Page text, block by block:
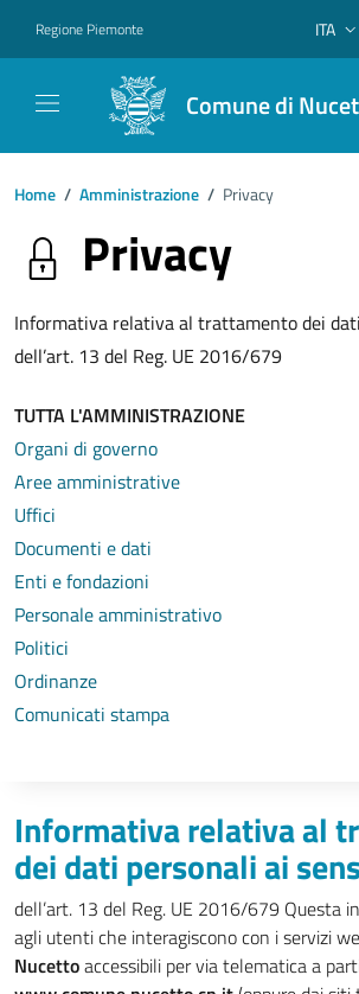
Regione Piemonte ITA
Comune di
Home / Amministrazione / Privacy
Privacy
Informativa relativa al trattamento dei
dell’art. 13 del Reg. UE 2016/679
TUTTA L'AMMINISTRAZIONE
Organi di governo
Aree amministrative
Uffici
Documenti e dati
Enti e fondazioni
Personale amministrativo
Politici
Ordinanze
Comunicati stampa
Informativa relativa al
dei dati personali ai
dell’art. 13 del Reg. UE 2016/679 Questa
agli utenti che interagiscono con i servizi
Nucettoaccessibili per via telematica a